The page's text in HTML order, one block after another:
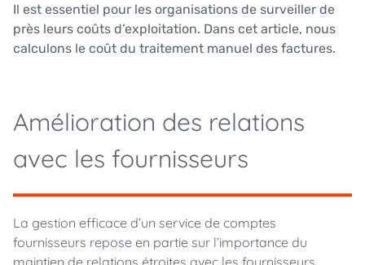
Il est essentiel pour les organisations de surveiller de
près leurs coûts d’exploitation. Dans cet article, nous
calculons le coût du traitement manuel des factures.
Amélioration des relations
avec les fournisseurs
La gestion efficace d’un service de comptes
fournisseurs repose en partie sur l’importance du
maintien de relations étroites avec les fournisseurs.